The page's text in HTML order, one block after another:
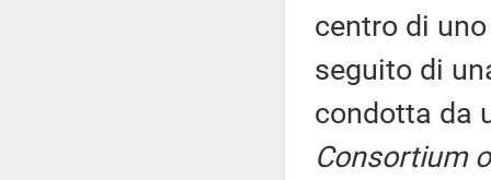
centro di
seguito di
condotta da
Consortium